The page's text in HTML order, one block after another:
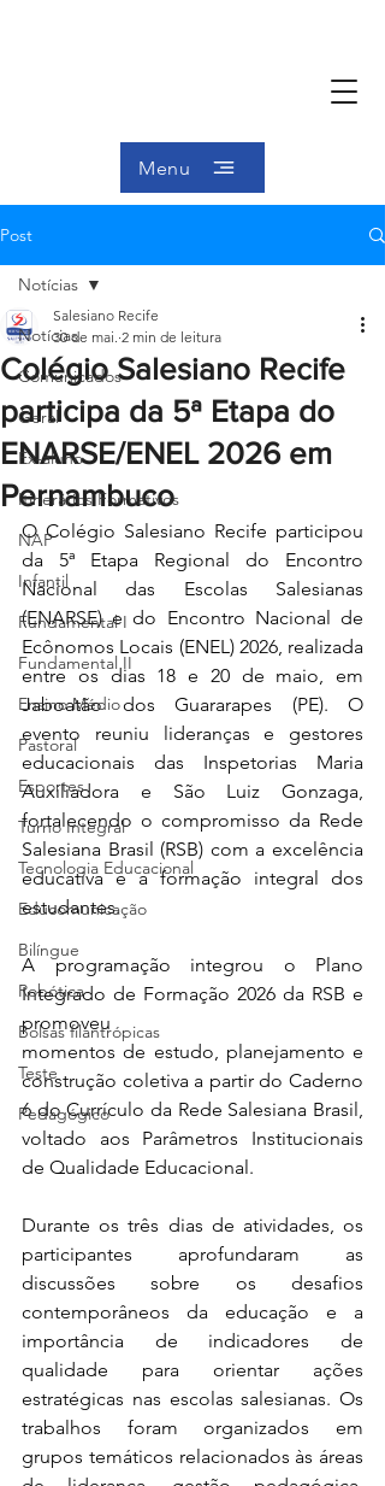
Menu
Post
Notícias
Comunicados
Geral
Ex-aluno
Itinerários Formativos
NAP
Infantil
Fundamental I
Fundamental II
Ensino Médio
Pastoral
Esportes
Turno Integral
Tecnologia Educacional
Educomunicação
Bilíngue
Robótica
Bolsas filantrópicas
Teste
Pedagógico
Notícias
Colégio Salesiano Recife
participa da 5ª Etapa do
ENARSE/ENEL 2026 em
Pernambuco
Salesiano Recife
30 de mai. 2 min de leitura
O Colégio Salesiano Recife participou
da 5ª Etapa Regional do Encontro
Nacional das Escolas Salesianas
(ENARSE) e do Encontro Nacional de
Ecônomos Locais (ENEL) 2026, realizada
entre os dias 18 e 20 de maio, em
Jaboatão dos Guararapes (PE). O
evento reuniu lideranças e gestores
educacionais das Inspetorias Maria
Auxiliadora e São Luiz Gonzaga,
fortalecendo o compromisso da Rede
Salesiana Brasil (RSB) com a excelência
educativa e a formação integral dos
estudantes.
A programação integrou o Plano
Integrado de Formação 2026 da RSB e
promoveu
momentos de estudo, planejamento e
construção coletiva a partir do Caderno
6 do Currículo da Rede Salesiana Brasil,
voltado aos Parâmetros Institucionais
de Qualidade Educacional.
Durante os três dias de atividades, os
participantes aprofundaram as
discussões sobre os desafios
contemporâneos da educação e a
importância de indicadores de
qualidade para orientar ações
estratégicas nas escolas salesianas. Os
trabalhos foram organizados em
grupos temáticos relacionados às áreas